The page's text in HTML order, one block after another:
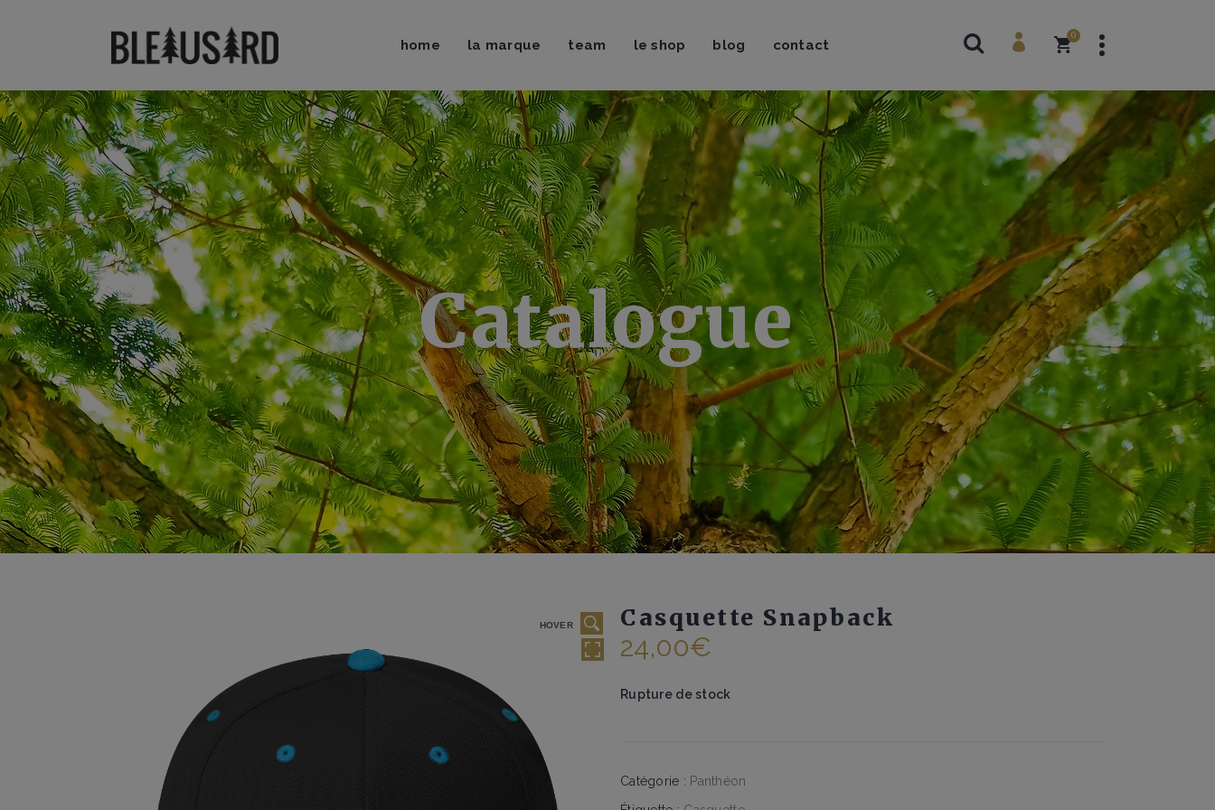
home la marque team le shop
Nouveautés
T-shirts
Sweat-shirts
Casquettes & Bonnets
Nouveautés
T-shirts & Tops
Sweat-shirts
Casquettes & Bonnets
Brosses & Strap
Magnésie & Pof
Sac à magnésie
Crash-pads
Chaussons d’escalade
Topoguides
Beaux livres
Guides techniques
Cartes
blog contact
0
Nouveautés
T-shirts
Sweat-shirts
Casquettes & Bonnets
Sweat-shirts
Casquettes & Bonnets
Sac à magnésie
Crash-pads
Chaussons d’escalade
Guides techniques
Cartes
Catalogue
HOVER Casquette Snapback
24,00€
Rupture de stock
Catégorie : Panthéon